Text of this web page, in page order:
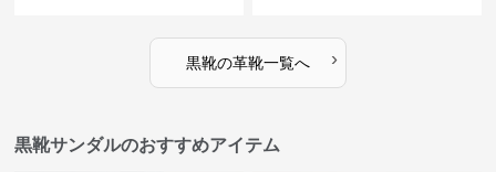
黒靴の革靴一覧へ ›
黒靴サンダルのおすすめアイテム